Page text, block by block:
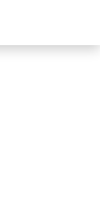
prace